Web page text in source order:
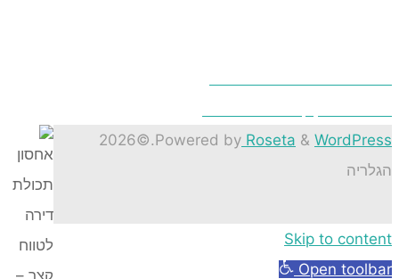
Powered byRoseta&
.
©2026
Skip to
Open